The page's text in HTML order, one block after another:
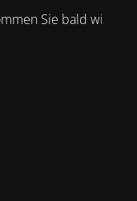
Sie bald wieder.